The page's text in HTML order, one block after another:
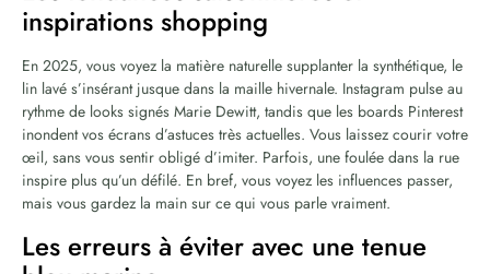
inspirations shopping
En 2025, vous voyez la matière naturelle supplanter la synthétique, le
lin lavé s’insérant jusque dans la maille hivernale. Instagram pulse au
rythme de looks signés Marie Dewitt, tandis que les boards Pinterest
inondent vos écrans d’astuces très actuelles. Vous laissez courir votre
œil, sans vous sentir obligé d’imiter. Parfois, une foulée dans la rue
inspire plus qu’un défilé. En bref, vous voyez les influences passer,
mais vous gardez la main sur ce qui vous parle vraiment.
Les erreurs à éviter avec une tenue